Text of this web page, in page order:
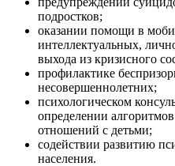
подростков;
оказании помощи в
интеллектуальных,
выхода из кризисного
профилактике
несовершеннолетних;
психологическом
определении
отношений с детьми;
содействии развитию
населения.